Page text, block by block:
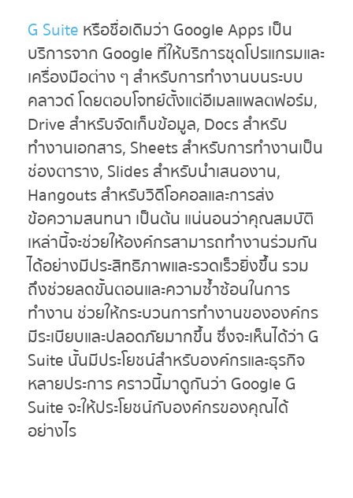
G Suite หรือชื่อเดิมว่า Google Apps เป็น
บริการจาก Google ที่ให้บริการชุดโปรแกรมและ
เครื่องมือต่าง ๆ สำหรับการทำงานบนระบบ
คลาวด์ โดยตอบโจทย์ตั้งแต่อีเมลแพลตฟอร์ม,
Drive สำหรับจัดเก็บข้อมูล, Docs สำหรับ
ทำงานเอกสาร, Sheets สำหรับการทำงานเป็น
ช่องตาราง, Slides สำหรับนำเสนองาน,
Hangouts สำหรับวิดีโอคอลและการส่ง
ข้อความสนทนา เป็นต้น แน่นอนว่าคุณสมบัติ
เหล่านี้จะช่วยให้องค์กรสามารถทำงานร่วมกัน
ได้อย่างมีประสิทธิภาพและรวดเร็วยิ่งขึ้น รวม
ถึงช่วยลดขั้นตอนและความซ้ำซ้อนในการ
ทำงาน ช่วยให้กระบวนการทำงานขององค์กร
มีระเบียบและปลอดภัยมากขึ้น ซึ่งจะเห็นได้ว่า G
Suite นั้นมีประโยชน์สำหรับองค์กรและธุรกิจ
หลายประการ คราวนี้มาดูกันว่า Google G
Suite จะให้ประโยชน์กับองค์กรของคุณได้
อย่างไร